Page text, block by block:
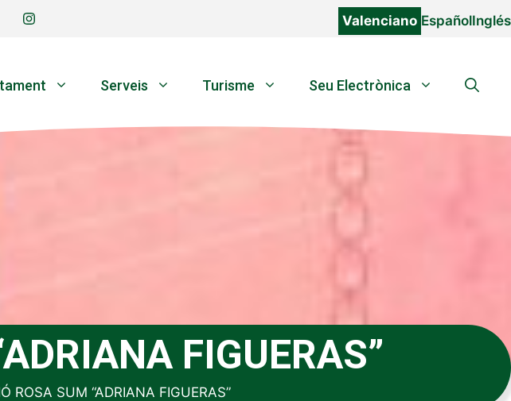
Valenciano EspañolInglés
Serveis Turisme Seu Electrònica
FIGUERAS”
ROSA SUM “ADRIANA FIGUERAS”